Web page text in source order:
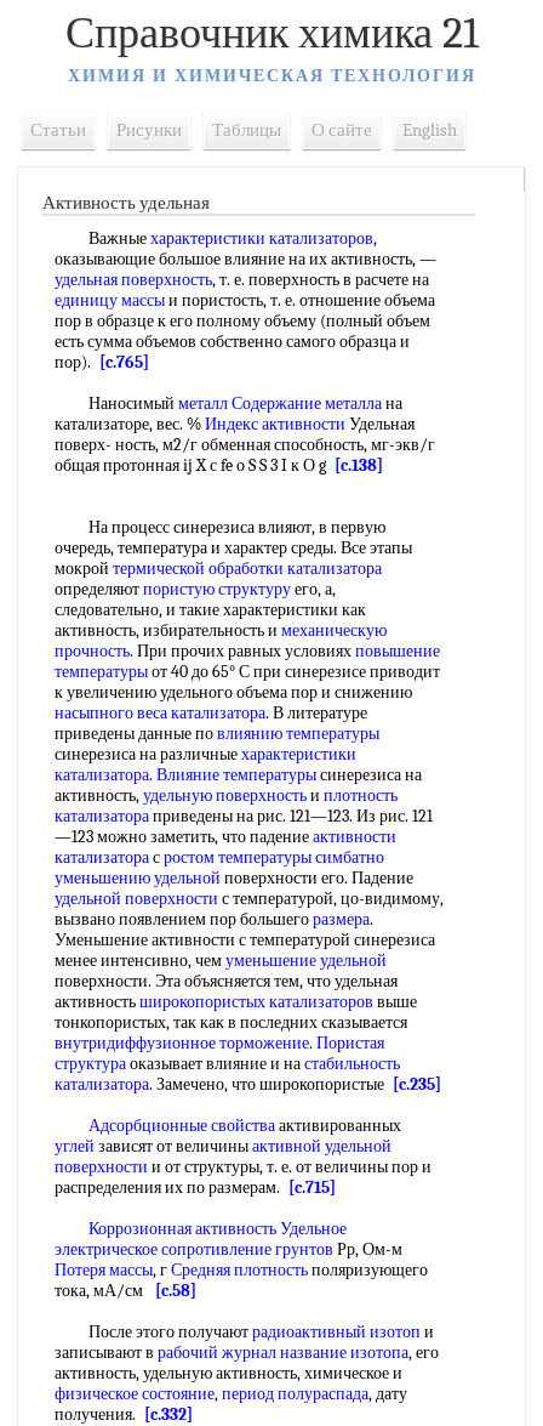
Справочник химика 21
ХИМИЯ И ХИМИЧЕСКАЯ ТЕХНОЛОГИЯ
Статьи Рисунки Таблицы О сайте English
Активность удельная
Важныехарактеристики катализаторов,
оказывающие большое влияние на их активность, —
удельная поверхность, т. е. поверхность в расчете на
единицу массыи пористость, т. е. отношение объема
пор в образце к его полному объему (полный объем
есть сумма объемов собственно самого образца и
пор).
[c.765]
Наносимый металл Содержание металлана
катализаторе, вес. %Индекс активности Удельная
поверх- ность, м2/г обменная способность, мг-экв/г
общая протонная ij X с fe о S S 3 I к О g [c.138]
На процесс синерезиса влияют, в первую
очередь, температура и характер среды. Все этапы
мокрой термической обработки катализатора
определяютпористую структуруего, а,
следовательно, и такие характеристики как
активность, избирательность и механическую
прочность. При прочих равных условияхповышение
температурыот 40 до 65° С при синерезисе приводит
к увеличению удельного объема пор и снижению
насыпного весакатализатора. В литературе
приведены данные повлиянию температуры
синерезиса на различныехарактеристики
катализатора. Влияние температурысинерезиса на
активность,удельную поверхностьи плотность
катализатораприведены на рис. 121—123. Из рис. 121
—123 можно заметить, что падениеактивности
катализаторасростом температурысимбатно
уменьшению удельной поверхности его. Падение
удельной поверхности с температурой, цо-видимому,
вызвано появлением пор большегоразмера.
Уменьшение активности с температурой синерезиса
менее интенсивно, чемуменьшение удельной
поверхности. Эта объясняется тем, что удельная
активностьширокопористых катализаторов выше
тонкопористых, так как в последних сказывается
внутридиффузионное торможение. Пористая
структураоказывает влияние и настабильность
катализатора. Замечено, что широкопористые [c.235]
Адсорбционные свойстваактивированных
углей зависят от величиныактивной удельной
поверхности и от структуры, т. е. от величины пор и
распределения их по размерам.
[c.715]
Коррозионная активностьУдельное
электрическое сопротивление грунтов Рр, Ом-м
Потеря массы, гСредняя плотностьполяризующего
тока, мА/см
[c.58]
После этого получаютрадиоактивный изотоп и
записывают в рабочий журналназвание изотопа, его
активность, удельную активность, химическое и
физическое состояние,период полураспада, дату
получения.
[c.332]